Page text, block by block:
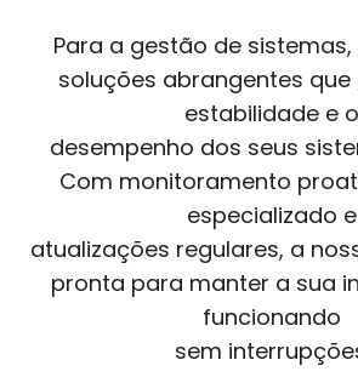
Para a gestão de
soluções abrangentes
estabilidade e o
desempenho dos seus
Com monitoramento
especializado e
atualizações regulares, a
pronta para manter a sua
funcionando
sem